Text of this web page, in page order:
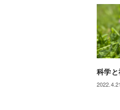
科学
2022.4.21